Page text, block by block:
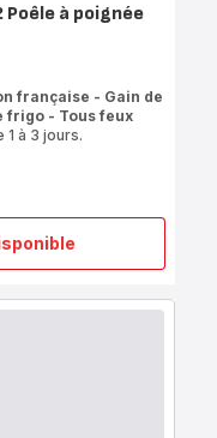
à poignée
française - Gain de
frigo - Tous feux
1 à 3 jours.